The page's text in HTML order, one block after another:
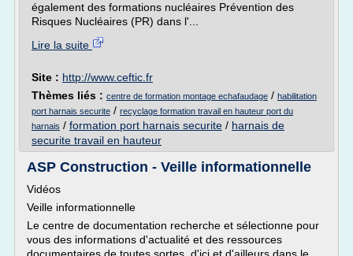
également des formations nucléaires Prévention des
Risques Nucléaires (PR) dans l'...
Lire la suite
Site : http://www.ceftic.fr
Thèmes liés : centre de formation montage echafaudage / habilitation
port harnais securite / recyclage formation travail en hauteur port du
harnais / formation port harnais securite / harnais de
securite travail en hauteur
ASP Construction - Veille informationnelle
Vidéos
Veille informationnelle
Le centre de documentation recherche et sélectionne pour
vous des informations d'actualité et des ressources